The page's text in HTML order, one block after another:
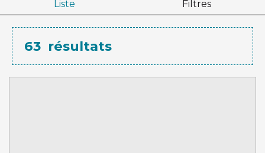
Liste Filtres
63 résultats